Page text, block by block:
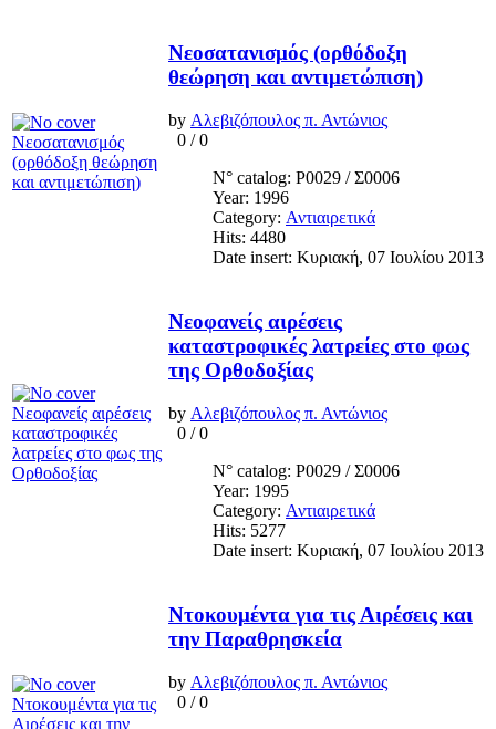
Νεοσατανισμός (ορθόδοξη
θεώρηση και αντιμετώπιση)
by Αλεβιζόπουλος π. Αντώνιος
0 /0
N° catalog: Ρ0029 / Σ0006
Year: 1996
Category: Αντιαιρετικά
Hits: 4480
Date insert: Κυριακή, 07 Ιουλίου 2013
Νεοφανείς αιρέσεις
καταστροφικές λατρείες στο φως
της Ορθοδοξίας
by Αλεβιζόπουλος π. Αντώνιος
0 /0
N° catalog: Ρ0029 / Σ0006
Year: 1995
Category: Αντιαιρετικά
Hits: 5277
Date insert: Κυριακή, 07 Ιουλίου 2013
Ντοκουμέντα για τις Αιρέσεις και
την Παραθρησκεία
by Αλεβιζόπουλος π. Αντώνιος
0 /0